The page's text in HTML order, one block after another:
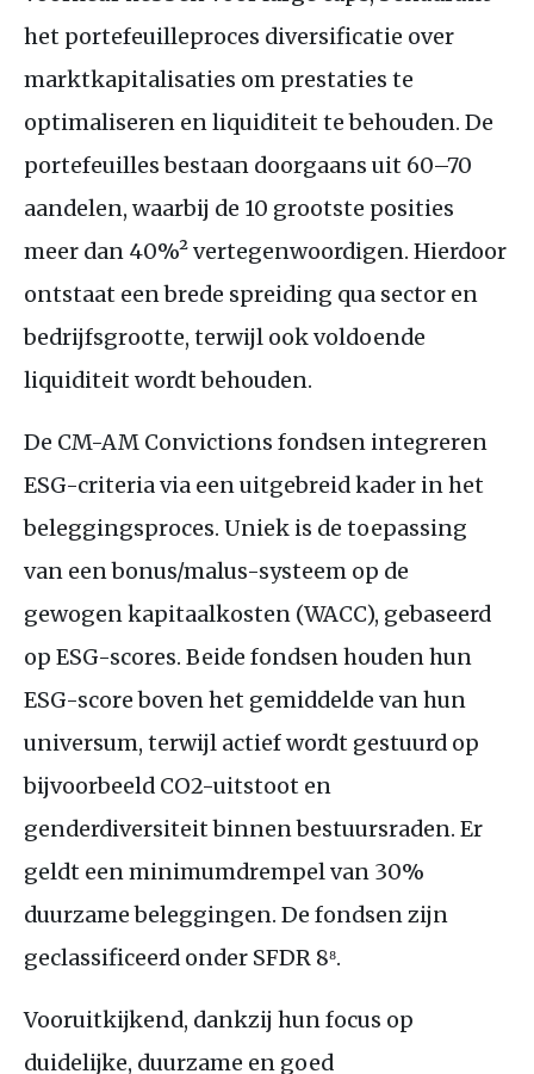
het portefeuilleproces diversificatie over
marktkapitalisaties om prestaties te
optimaliseren en liquiditeit te behouden. De
portefeuilles bestaan doorgaans uit 60–70
aandelen, waarbij de 10 grootste posities
meer dan 40%² vertegenwoordigen. Hierdoor
ontstaat een brede spreiding qua sector en
bedrijfsgrootte, terwijl ook voldoende
liquiditeit wordt behouden.
De CM-AM Convictions fondsen integreren
ESG-criteria via een uitgebreid kader in het
beleggingsproces. Uniek is de toepassing
van een bonus/malus-systeem op de
gewogen kapitaalkosten (WACC), gebaseerd
op ESG-scores. Beide fondsen houden hun
ESG-score boven het gemiddelde van hun
universum, terwijl actief wordt gestuurd op
bijvoorbeeld CO2-uitstoot en
genderdiversiteit binnen bestuursraden. Er
geldt een minimumdrempel van 30%
duurzame beleggingen. De fondsen zijn
geclassificeerd onder SFDR 8⁸.
Vooruitkijkend, dankzij hun focus op
duidelijke, duurzame en goed